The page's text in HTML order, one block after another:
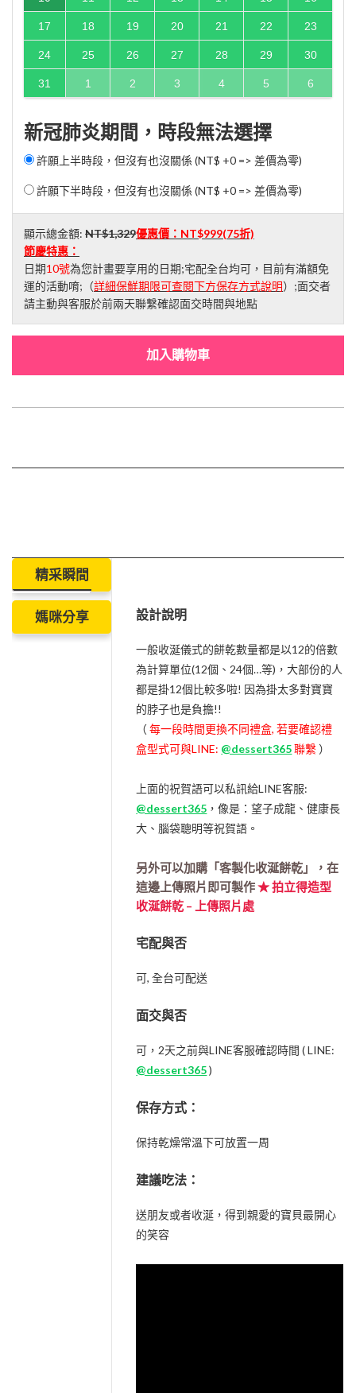
17 18 19 20 21 22 23
24 25 26 27 28 29 30
31 1 2 3 4 5 6
新冠肺炎期間，時段無法選擇
許願上半時段，但沒有也沒關係 (NT$ +0 => 差價為零)
許願下半時段，但沒有也沒關係 (NT$ +0 => 差價為零)
顯示總金額: NT$1,329優惠價： NT$999(75折)
節慶特惠：
日期10號為您計畫要享用的日期;宅配全台均可，目前有滿額免
運的活動唷;（詳細保鮮期限可查閱下方保存方式說明）;面交者
請主動與客服於前兩天聯繫確認面交時間與地點
加入購物車
精采瞬間
媽咪分享 設計說明
一般收涎儀式的餅乾數量都是以12的倍數
為計算單位(12個、24個…等)，大部份的人
都是掛12個比較多啦! 因為掛太多對寶寶
的脖子也是負擔!!
（ 每一段時間更換不同禮盒, 若要確認禮
盒型式可與LINE: @dessert365聯繫 ）
上面的祝賀語可以私訊給LINE客服:
@dessert365 ，像是：望子成龍、健康長
大、腦袋聰明等祝賀語。
另外可以加購「客製化收涎餅乾」，在
這邊上傳照片即可製作★ 拍立得造型
收涎餅乾 – 上傳照片處
宅配與否
可, 全台可配送
面交與否
可，2天之前與LINE客服確認時間 ( LINE:
@dessert365)
保存方式：
保持乾燥常溫下可放置一周
建議吃法：
送朋友或者收涎，得到親愛的寶貝最開心
的笑容